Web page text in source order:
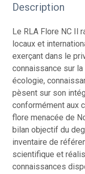
Description
Le RLA Flore NC Il
locaux et
exerçant dans le
connaissance sur
écologie,
pèsent sur son
conformément aux
flore menacée de
bilan objectif du
inventaire de
scientifique et
connaissances